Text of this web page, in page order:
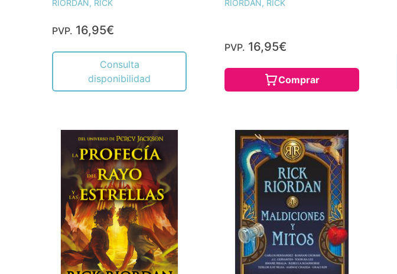
RIORDAN, RICK
PVP. 16,95€
Consulta
disponibilidad
RIORDAN, RICK
PVP. 16,95€
Comprar